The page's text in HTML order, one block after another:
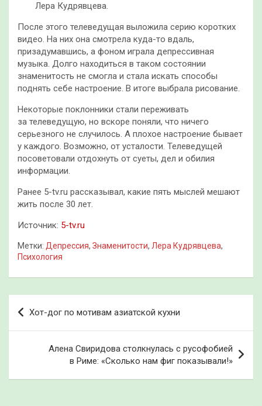
Лера Кудрявцева.
После этого телеведущая выложила серию коротких
видео. На них она смотрела куда-то вдаль,
призадумавшись, а фоном играла депрессивная
музыка. Долго находиться в таком состоянии
знаменитость не смогла и стала искать способы
поднять себе настроение. В итоге выбрала рисование.
Некоторые поклонники стали переживать
за телеведущую, но вскоре поняли, что ничего
серьезного не случилось. А плохое настроение бывает
у каждого. Возможно, от усталости. Телеведущей
посоветовали отдохнуть от суеты, дел и обилия
информации.
Ранее 5-tv.ru рассказывал, какие пять мыслей мешают
жить после 30 лет.
Источник: 5-tv.ru
Метки: Депрессия, Знаменитости, Лера Кудрявцева,
Психология
Навигация
по
записям
Хот-дог по мотивам азиатской кухни
Алена Свиридова столкнулась с русофобией
в Риме: «Сколько нам фиг показывали!»